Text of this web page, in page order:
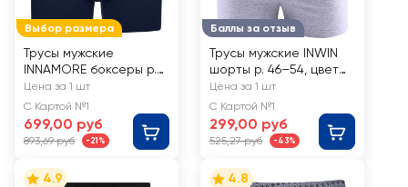
Выбор размера
Трусы мужские
INNAMORE боксеры р.
48–56, темно-синие,
Арт. IBU35123
Цена за 1 шт
С Картой №1
699,00 руб
893,69 руб -21%
Баллы за отзыв
Трусы мужские INWIN
шорты р. 46–54, цвет
светло-серый
меланж, Арт. ATL-
24006-B
Цена за 1 шт
С Картой №1
299,00 руб
525,27 руб -43%
4.9 4.8